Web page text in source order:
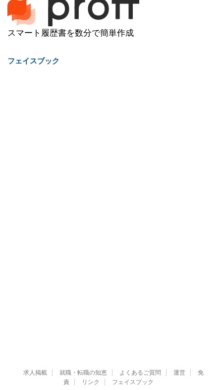
スマート履歴書を数分で簡単作成
フェイスブック
求人掲載 就職・転職の知恵 よくあるご質問 運営
免
責
リンク フェイスブック